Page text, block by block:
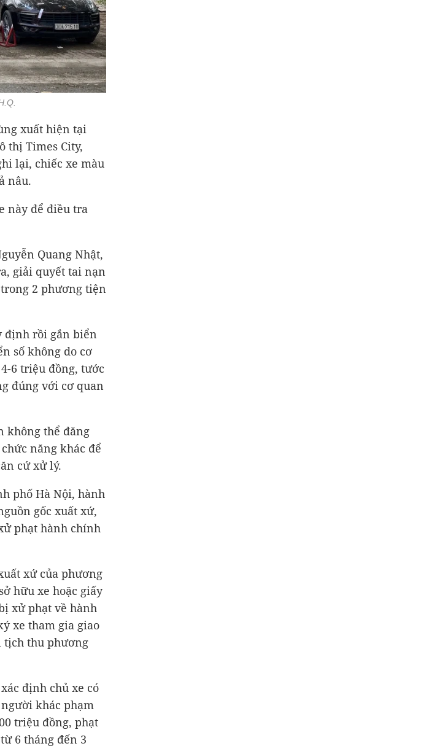
xuất hiện tại
thị Times City,
lại, chiếc xe màu
nâu.
này để điều tra
Quang Nhật,
giải quyết tai nạn
trong 2 phương tiện
định rồi gắn biển
số không do cơ
6 triệu đồng, tước
đúng với cơ quan
không thể đăng
năng khác để
cứ xử lý.
phố Hà Nội, hành
gốc xuất xứ,
phạt hành chính
xứ của phương
hữu xe hoặc giấy
xử phạt về hành
xe tham gia giao
tịch thu phương
định chủ xe có
khác phạm
triệu đồng, phạt
6 tháng đến 3